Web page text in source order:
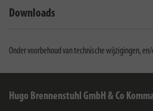
Downloads
Onder voorbehoud van technische wijzigingen,
Hugo Brennenstuhl GmbH & Co